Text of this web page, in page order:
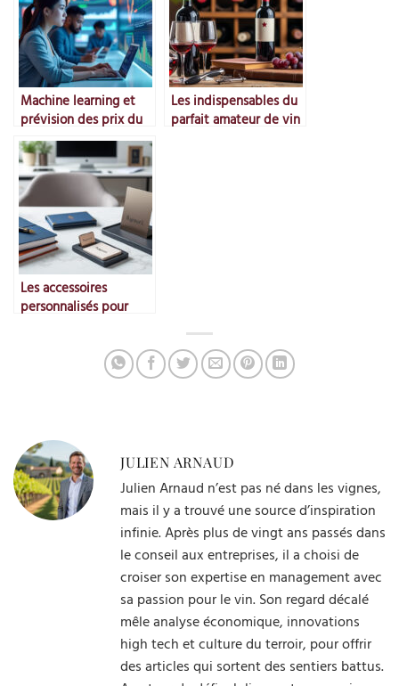
Machine learning et
prévision des prix du
marché
Les indispensables du
parfait amateur de vin
Les accessoires
personnalisés pour
JULIEN ARNAUD
Julien Arnaud n’est pas né dans les vignes,
mais il y a trouvé une source d’inspiration
infinie. Après plus de vingt ans passés dans
le conseil aux entreprises, il a choisi de
croiser son expertise en management avec
sa passion pour le vin. Son regard décalé
mêle analyse économique, innovations
high tech et culture du terroir, pour offrir
des articles qui sortent des sentiers battus.